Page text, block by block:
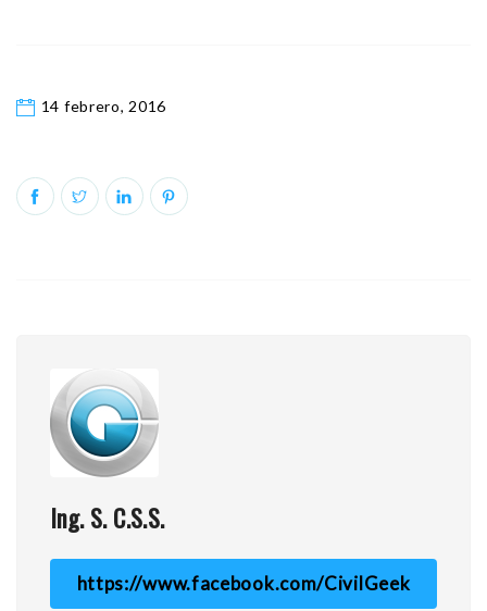
14 febrero, 2016
Ing. S. C.S.S.
https://www.facebook.com/CivilGeek